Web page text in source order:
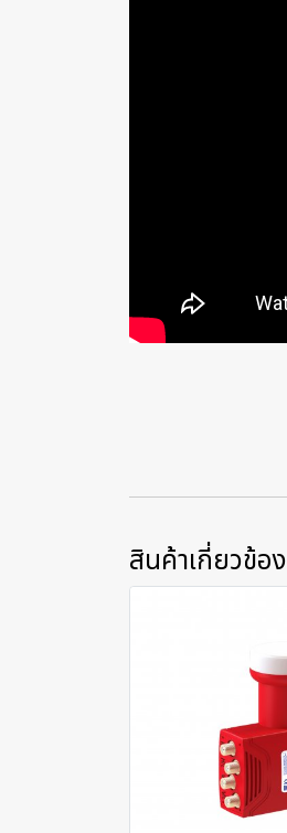
สินค้าเกี่ยวข้อง